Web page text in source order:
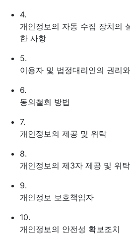
4.
개인정보의 자동 수집 장치의
한 사항
5.
이용자 및 법정대리인의 권리
6.
동의철회 방법
7.
개인정보의 제공 및 위탁
8.
개인정보의 제3자 제공 및 위탁
9.
개인정보 보호책임자
10.
개인정보의 안전성 확보조치